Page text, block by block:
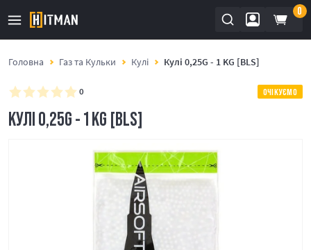
0
Головна Газ та Кульки Кулі Кулі 0,25G - 1 KG [BLS]
0 ОЧІКУЄМО
КУЛІ 0,25G - 1 KG [BLS]